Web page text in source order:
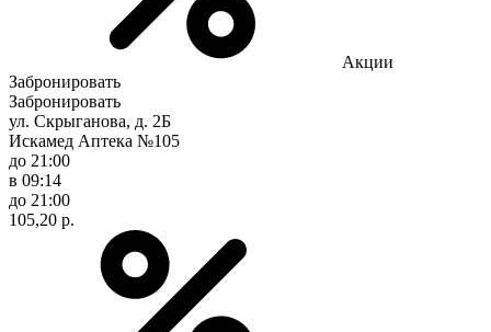
Акции
Забронировать
Забронировать
ул. Скрыганова, д. 2Б
Искамед Аптека №105
до 21:00
в 09:14
до 21:00
105,20 р.